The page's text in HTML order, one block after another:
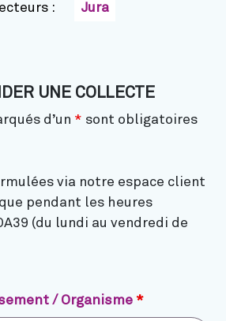
: Jura
UNE COLLECTE
d’un * sont obligatoires
via notre espace client
pendant les heures
(du lundi au vendredi de
/ Organisme *